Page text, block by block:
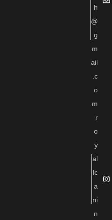
h
@
g
m
ail
.c
o
m
r
o
y
al
lc
a
ni
n